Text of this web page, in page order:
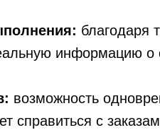
благодаря
информацию о
возможность
справиться с